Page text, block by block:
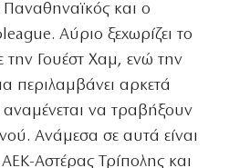
και ο
Αύριο ξεχωρίζει το
την Γουέστ Χαμ, ενώ την
περιλαμβάνει αρκετά
να τραβήξουν
Ανάμεσα σε αυτά είναι
Αστέρας Τρίπολης και